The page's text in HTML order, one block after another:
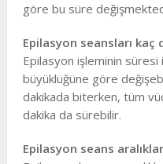
göre bu süre
Epilasyon seansları kaç
Epilasyon işleminin süresi
büyüklüğüne göre
dakikada biterken, tüm
dakika da sürebilir.
Epilasyon seans